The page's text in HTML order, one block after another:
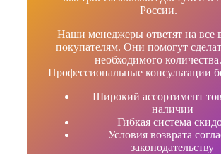
России.
Наши менеджеры ответят на все
покупателям. Они помогут
необходимого количества.
Профессиональные консультации
Широкий ассортимент
наличии
Гибкая система
Условия возврата
законодательству